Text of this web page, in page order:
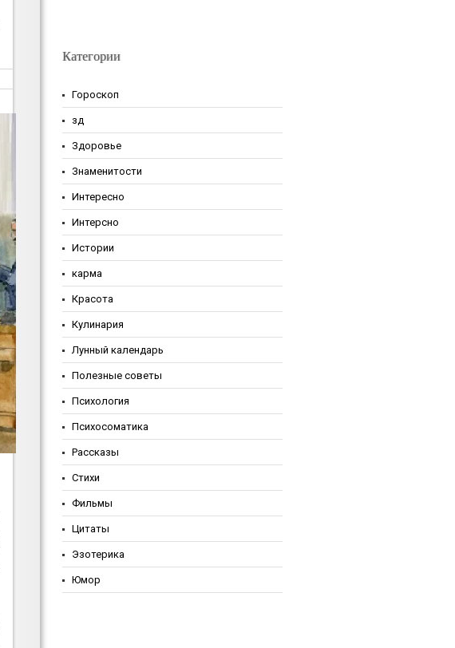
Категории
Гороскоп
зд
Здоровье
Знаменитости
Интересно
Интерсно
Истории
карма
Красота
Кулинария
Лунный календарь
Полезные советы
Психология
Психосоматика
Рассказы
Стихи
Фильмы
Цитаты
Эзотерика
Юмор